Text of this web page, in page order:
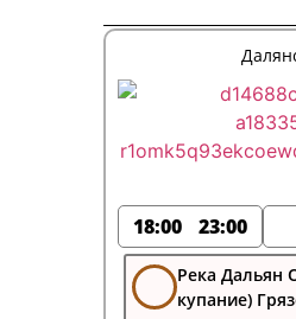
18:00 23:00
Река Дальян
купание)